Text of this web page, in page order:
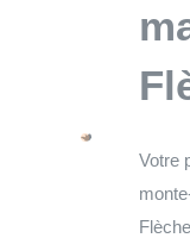
Votre